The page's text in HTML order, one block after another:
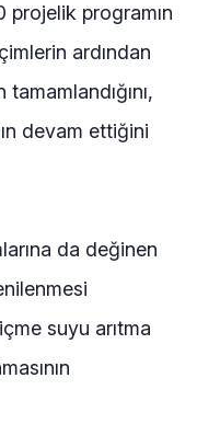
projelik programın
ardından
devam ettiğini
da değinen
suyu arıtma